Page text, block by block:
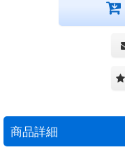
商品詳細